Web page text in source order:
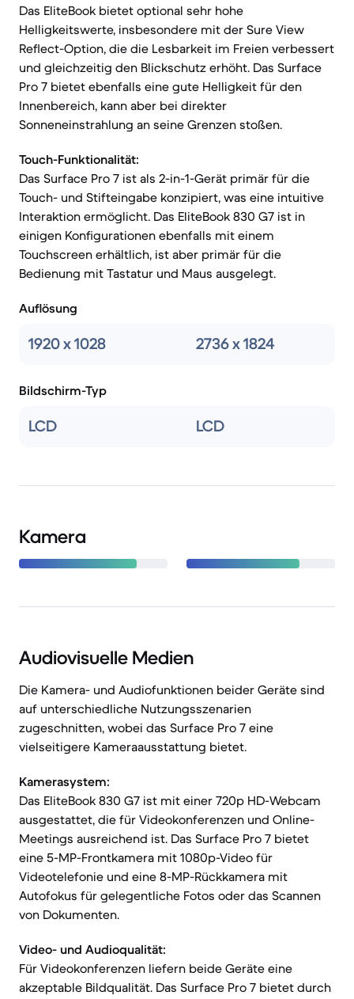
Das EliteBook bietet optional sehr hohe
Helligkeitswerte, insbesondere mit der Sure View
Reflect-Option, die die Lesbarkeit im Freien verbessert
und gleichzeitig den Blickschutz erhöht. Das Surface
Pro 7 bietet ebenfalls eine gute Helligkeit für den
Innenbereich, kann aber bei direkter
Sonneneinstrahlung an seine Grenzen stoßen.
Touch-Funktionalität:
Das Surface Pro 7 ist als 2-in-1-Gerät primär für die
Touch- und Stifteingabe konzipiert, was eine intuitive
Interaktion ermöglicht. Das EliteBook 830 G7 ist in
einigen Konfigurationen ebenfalls mit einem
Touchscreen erhältlich, ist aber primär für die
Bedienung mit Tastatur und Maus ausgelegt.
Auflösung
1920 x 1028 2736 x 1824
Bildschirm-Typ
LCD LCD
Kamera
Audiovisuelle Medien
Die Kamera- und Audiofunktionen beider Geräte sind
auf unterschiedliche Nutzungsszenarien
zugeschnitten, wobei das Surface Pro 7 eine
vielseitigere Kameraausstattung bietet.
Kamerasystem:
Das EliteBook 830 G7 ist mit einer 720p HD-Webcam
ausgestattet, die für Videokonferenzen und Online-
Meetings ausreichend ist. Das Surface Pro 7 bietet
eine 5-MP-Frontkamera mit 1080p-Video für
Videotelefonie und eine 8-MP-Rückkamera mit
Autofokus für gelegentliche Fotos oder das Scannen
von Dokumenten.
Video- und Audioqualität:
Für Videokonferenzen liefern beide Geräte eine
akzeptable Bildqualität. Das Surface Pro 7 bietet durch